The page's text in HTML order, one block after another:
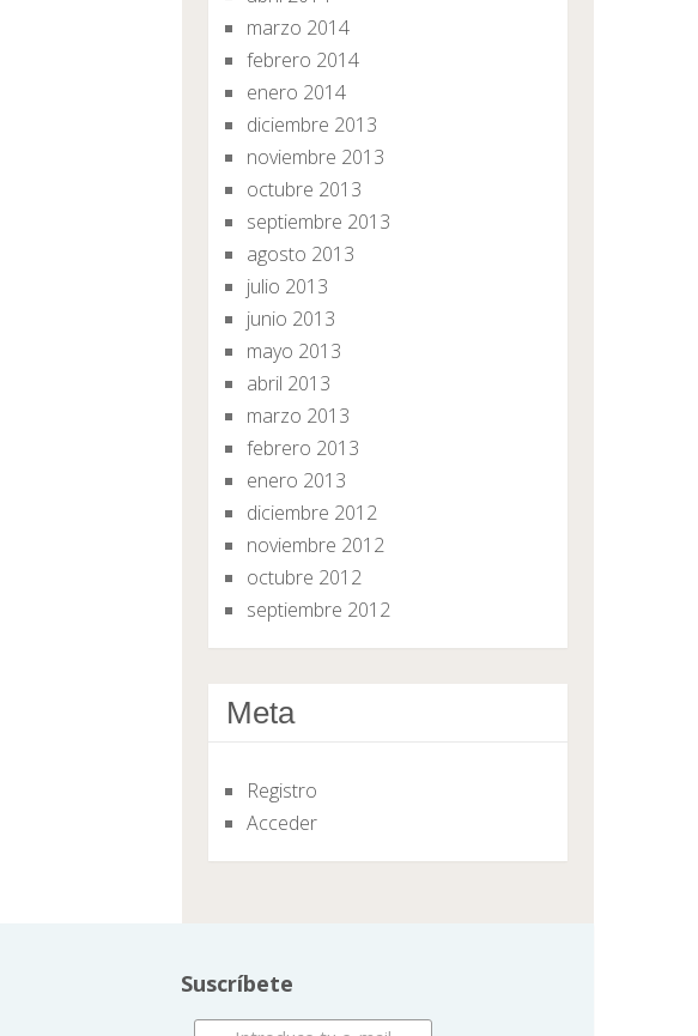
marzo 2014
febrero 2014
enero 2014
diciembre 2013
noviembre 2013
octubre 2013
septiembre 2013
agosto 2013
julio 2013
junio 2013
mayo 2013
abril 2013
marzo 2013
febrero 2013
enero 2013
diciembre 2012
noviembre 2012
octubre 2012
septiembre 2012
Meta
Registro
Acceder
Suscríbete